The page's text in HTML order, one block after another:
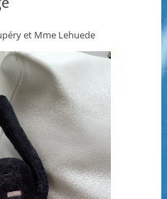
et Mme Lehuede